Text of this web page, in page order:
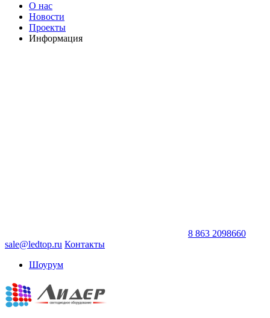
О нас
Новости
Проекты
Информация
8 863 2098660
sale@ledtop.ru Контакты
Шоурум